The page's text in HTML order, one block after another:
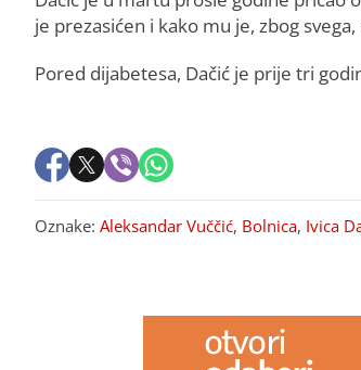
je prezasićen i kako mu je, zbog
Pored dijabetesa, Dačić je prije tri
Oznake: Aleksandar Vuččić, Bolnica, Ivica